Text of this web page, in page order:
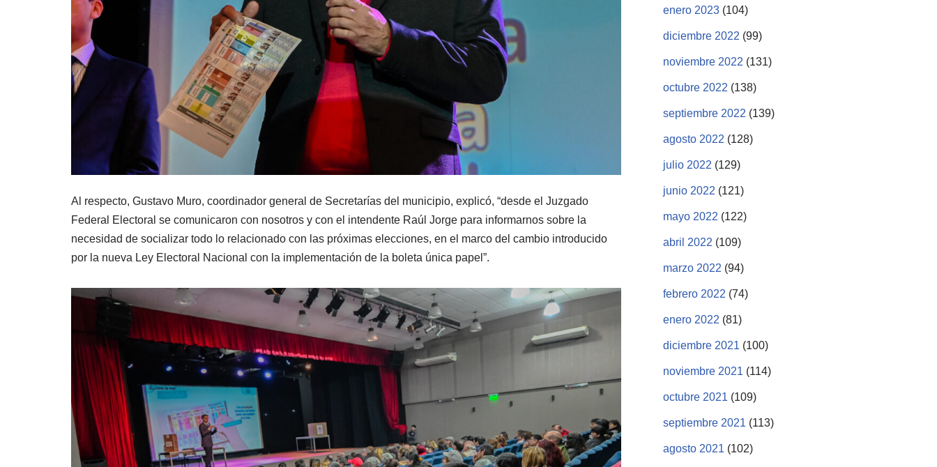
Al respecto, Gustavo Muro, coordinador general de Secretarías del municipio, explicó, “desde el Juzgado
Federal Electoral se comunicaron con nosotros y con el intendente Raúl Jorge para informarnos sobre la
necesidad de socializar todo lo relacionado con las próximas elecciones, en el marco del cambio introducido
por la nueva Ley Electoral Nacional con la implementación de la boleta única papel”.
enero 2023 (104)
diciembre 2022 (99)
noviembre 2022 (131)
octubre 2022 (138)
septiembre 2022 (139)
agosto 2022 (128)
julio 2022 (129)
junio 2022 (121)
mayo 2022 (122)
abril 2022 (109)
marzo 2022 (94)
febrero 2022 (74)
enero 2022 (81)
diciembre 2021 (100)
noviembre 2021 (114)
octubre 2021 (109)
septiembre 2021 (113)
agosto 2021 (102)